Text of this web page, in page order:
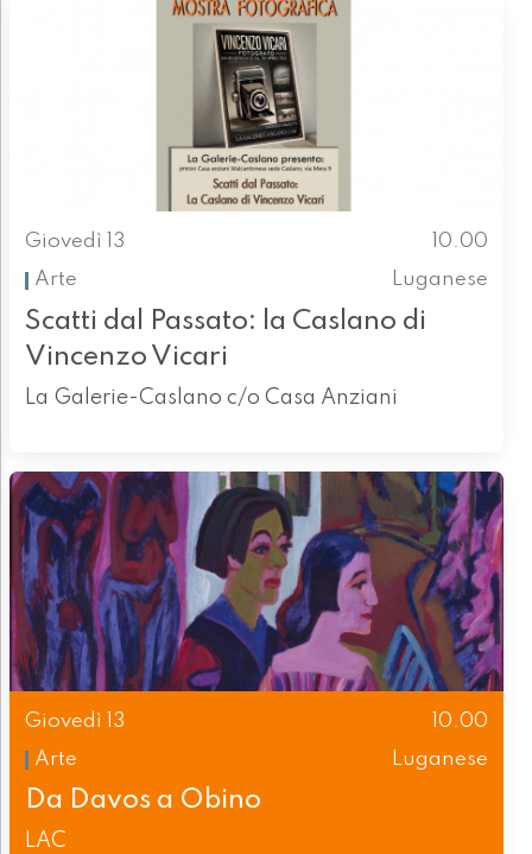
Giovedì 13
10.00
Arte
Luganese
Scatti dal Passato: la Caslano di
Vincenzo Vicari
La Galerie-Caslano c/o Casa Anziani
Giovedì 13
10.00
Arte
Luganese
Da Davos a Obino
LAC